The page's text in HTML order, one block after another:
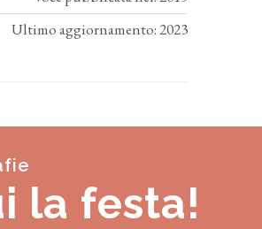
Ultimo aggiornamento: 2023
la festa!